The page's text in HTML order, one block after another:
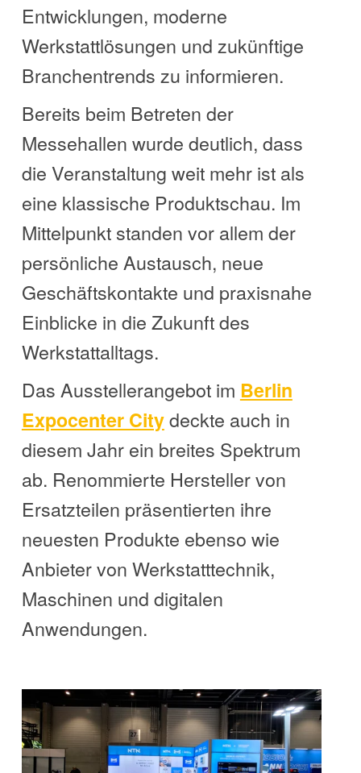
Entwicklungen, moderne
Werkstattlösungen und zukünftige
Branchentrends zu informieren.
Bereits beim Betreten der
Messehallen wurde deutlich, dass
die Veranstaltung weit mehr ist als
eine klassische Produktschau. Im
Mittelpunkt standen vor allem der
persönliche Austausch, neue
Geschäftskontakte und praxisnahe
Einblicke in die Zukunft des
Werkstattalltags.
Das Ausstellerangebot im Berlin
Expocenter Citydeckte auch in
diesem Jahr ein breites Spektrum
ab. Renommierte Hersteller von
Ersatzteilen präsentierten ihre
neuesten Produkte ebenso wie
Anbieter von Werkstatttechnik,
Maschinen und digitalen
Anwendungen.